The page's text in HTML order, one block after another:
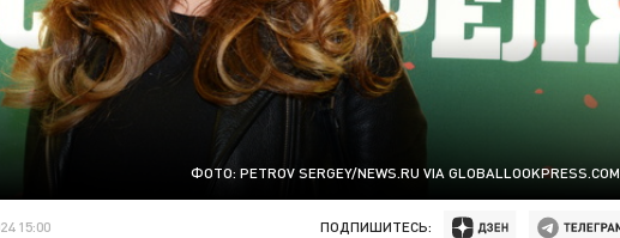
ФОТО: PETROV SERGEY/NEWS.RU VIA GLOBALLOOKPRESS.COM
15:00 ПОДПИШИТЕСЬ: